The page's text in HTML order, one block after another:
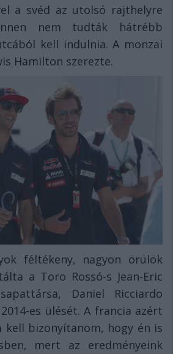
a svéd az utolsó rajthelyre
nem tudták hátrébb
kell indulnia. A monzai
Hamilton szerezte.
féltékeny, nagyon örülök
a Toro Rossó-s Jean-Eric
Daniel Ricciardo
es ülését. A francia azért
kell bizonyítanom, hogy én is
mert az eredményeink